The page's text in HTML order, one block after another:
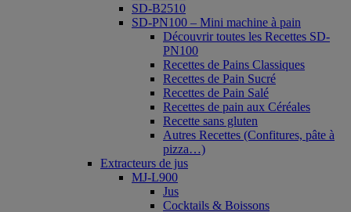
SD-B2510
SD-PN100 – Mini machine à pain
Découvrir toutes les Recettes SD-
PN100
Recettes de Pains Classiques
Recettes de Pain Sucré
Recettes de Pain Salé
Recettes de pain aux Céréales
Recette sans gluten
Autres Recettes (Confitures, pâte à
pizza…)
Extracteurs de jus
MJ-L900
Jus
Cocktails & Boissons